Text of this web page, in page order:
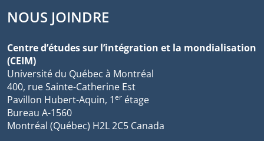
NOUS JOINDRE
Centre d’études sur l’intégration et la mondialisation
(CEIM)
Université du Québec à Montréal
400, rue Sainte-Catherine Est
Pavillon Hubert-Aquin, 1er étage
Bureau A-1560
Montréal (Québec) H2L 2C5 Canada